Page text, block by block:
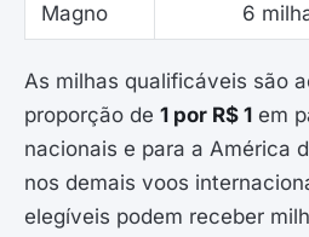
Magno 6
As milhas qualificáveis são
proporção de 1 por R$ 1 em
nacionais e para a América
nos demais voos
elegíveis podem receber